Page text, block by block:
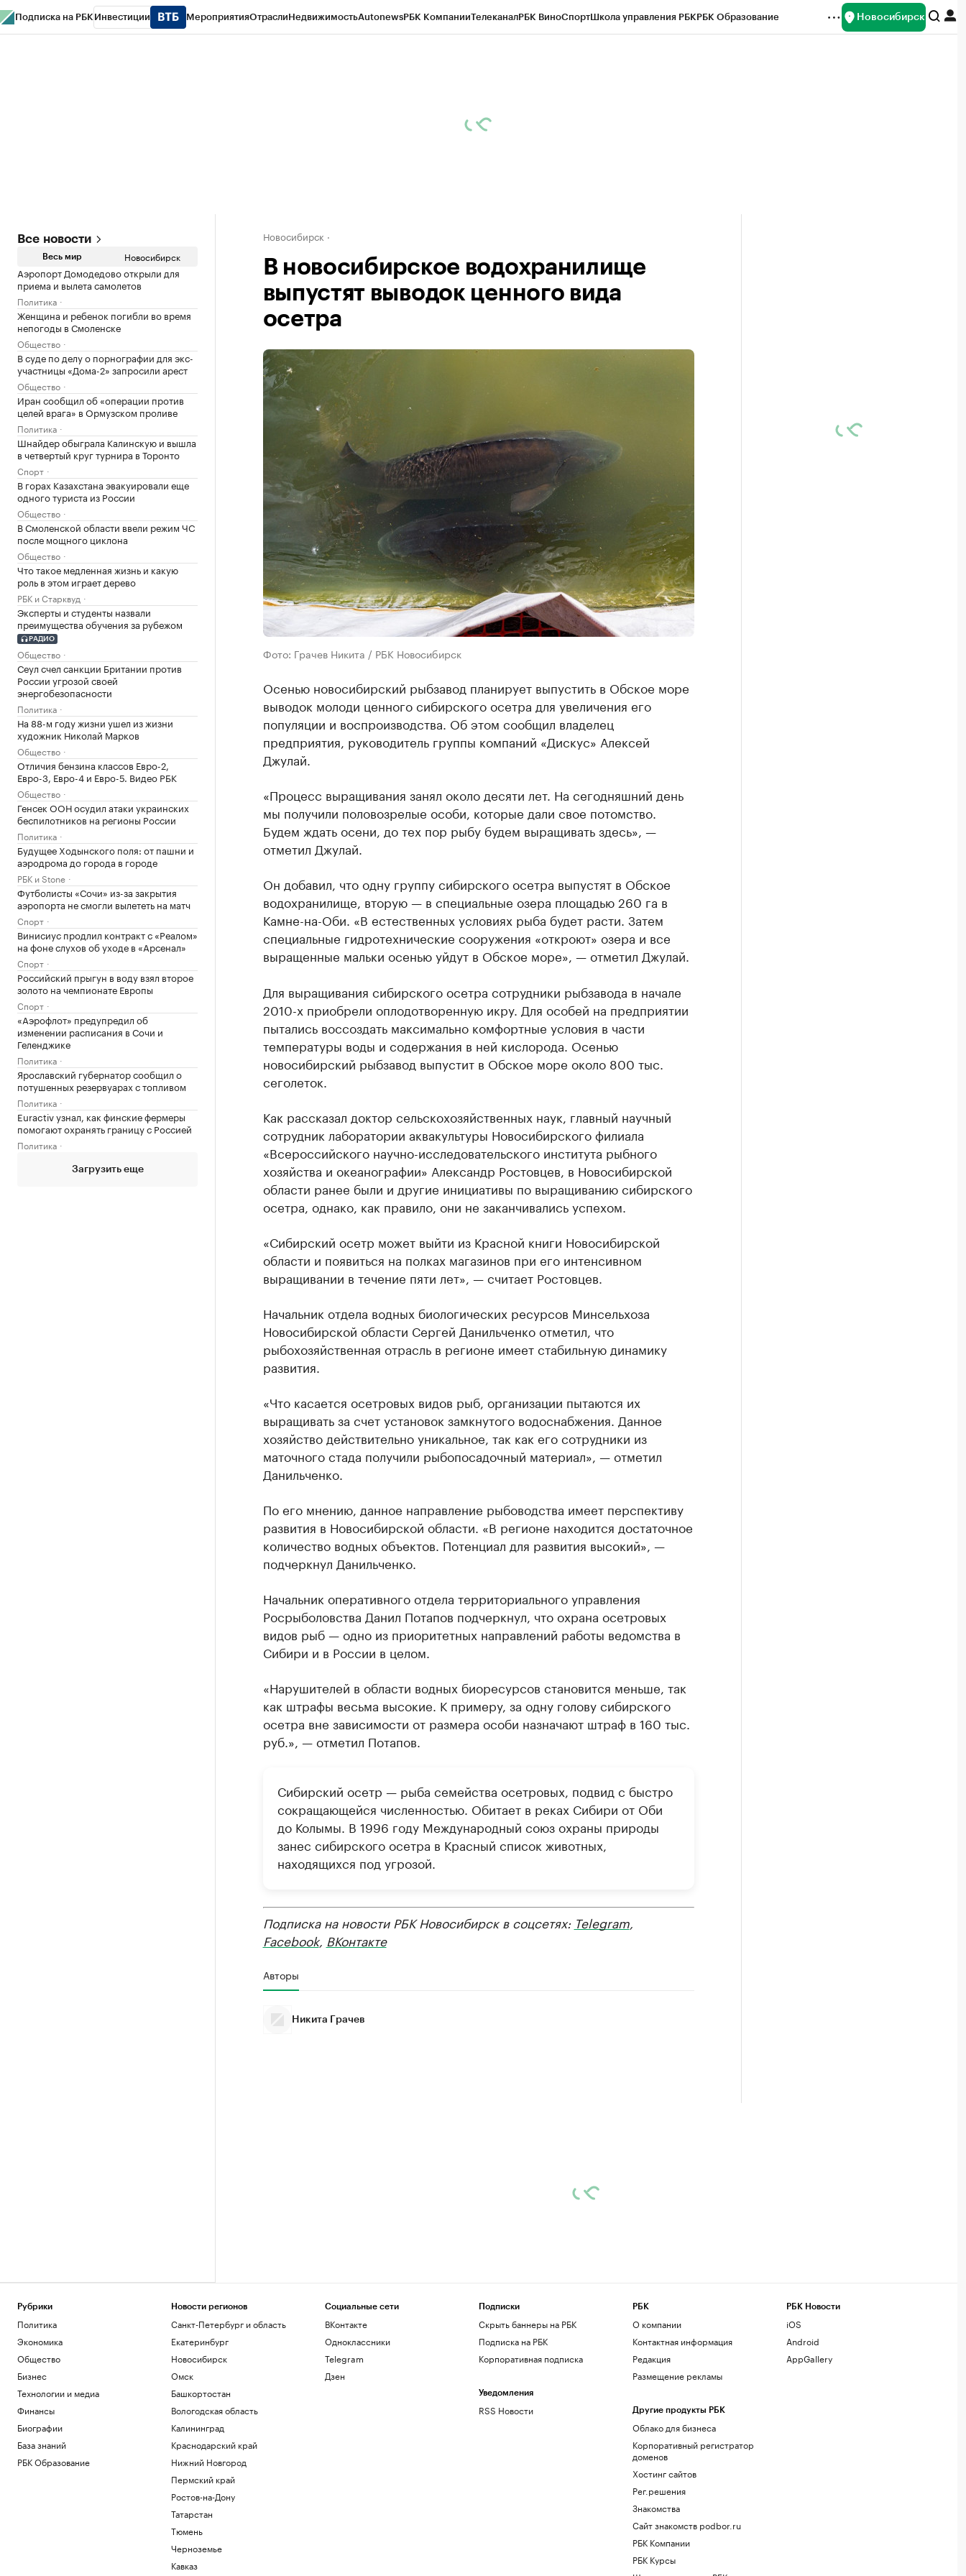
Подписка на РБК Инвестиции МероприятияОтраслиНедвижимостьAutonewsРБК КомпанииТелеканалРБК ВиноСпортШкола управления РБКРБК Образование Новосибирск
Все новости
Весь мир Новосибирск
Аэропорт Домодедово открыли для
приема и вылета самолетов
Политика
Женщина и ребенок погибли во время
непогоды в Смоленске
Общество
В суде по делу о порнографии для экс-
участницы «Дома-2» запросили арест
Общество
Иран сообщил об «операции против
целей врага» в Ормузском проливе
Политика
Шнайдер обыграла Калинскую и вышла
в четвертый круг турнира в Торонто
Спорт
В горах Казахстана эвакуировали еще
одного туриста из России
Общество
В Смоленской области ввели режим ЧС
после мощного циклона
Общество
Что такое медленная жизнь и какую
роль в этом играет дерево
РБК и Старквуд
Эксперты и студенты назвали
преимущества обучения за рубежом
РАДИО
Общество
Сеул счел санкции Британии против
России угрозой своей
энергобезопасности
Политика
На 88-м году жизни ушел из жизни
художник Николай Марков
Общество
Отличия бензина классов Евро-2,
Евро-3, Евро-4 и Евро-5. Видео РБК
Общество
Генсек ООН осудил атаки украинских
беспилотников на регионы России
Политика
Будущее Ходынского поля: от пашни и
аэродрома до города в городе
РБК и Stone
Футболисты «Сочи» из-за закрытия
аэропорта не смогли вылететь на матч
Спорт
Винисиус продлил контракт с «Реалом»
на фоне слухов об уходе в «Арсенал»
Спорт
Российский прыгун в воду взял второе
золото на чемпионате Европы
Спорт
«Аэрофлот» предупредил об
изменении расписания в Сочи и
Геленджике
Политика
Ярославский губернатор сообщил о
потушенных резервуарах с топливом
Политика
Euractiv узнал, как финские фермеры
помогают охранять границу с Россией
Политика
Загрузить еще
Новосибирск
В новосибирское водохранилище
выпустят выводок ценного вида
осетра
Фото: Грачев Никита / РБК Новосибирск
Осенью новосибирский рыбзавод планирует выпустить в Обское море
выводок молоди ценного сибирского осетра для увеличения его
популяции и воспроизводства. Об этом сообщил владелец
предприятия, руководитель группы компаний «Дискус» Алексей
Джулай.
«Процесс выращивания занял около десяти лет. На сегодняшний день
мы получили половозрелые особи, которые дали свое потомство.
Будем ждать осени, до тех пор рыбу будем выращивать здесь», —
отметил Джулай.
Он добавил, что одну группу сибирского осетра выпустят в Обское
водохранилище, вторую — в специальные озера площадью 260 га в
Камне-на-Оби. «В естественных условиях рыба будет расти. Затем
специальные гидротехнические сооружения «откроют» озера и все
выращенные мальки осенью уйдут в Обское море», — отметил Джулай.
Для выращивания сибирского осетра сотрудники рыбзавода в начале
2010-х приобрели оплодотворенную икру. Для особей на предприятии
пытались воссоздать максимально комфортные условия в части
температуры воды и содержания в ней кислорода. Осенью
новосибирский рыбзавод выпустит в Обское море около 800 тыс.
сеголеток.
Как рассказал доктор сельскохозяйственных наук, главный научный
сотрудник лаборатории аквакультуры Новосибирского филиала
«Всероссийского научно-исследовательского института рыбного
хозяйства и океанографии» Александр Ростовцев, в Новосибирской
области ранее были и другие инициативы по выращиванию сибирского
осетра, однако, как правило, они не заканчивались успехом.
«Сибирский осетр может выйти из Красной книги Новосибирской
области и появиться на полках магазинов при его интенсивном
выращивании в течение пяти лет», — считает Ростовцев.
Начальник отдела водных биологических ресурсов Минсельхоза
Новосибирской области Сергей Данильченко отметил, что
рыбохозяйственная отрасль в регионе имеет стабильную динамику
развития.
«Что касается осетровых видов рыб, организации пытаются их
выращивать за счет установок замкнутого водоснабжения. Данное
хозяйство действительно уникальное, так как его сотрудники из
маточного стада получили рыбопосадочный материал», — отметил
Данильченко.
По его мнению, данное направление рыбоводства имеет перспективу
развития в Новосибирской области. «В регионе находится достаточное
количество водных объектов. Потенциал для развития высокий», —
подчеркнул Данильченко.
Начальник оперативного отдела территориального управления
Росрыболовства Данил Потапов подчеркнул, что охрана осетровых
видов рыб — одно из приоритетных направлений работы ведомства в
Сибири и в России в целом.
«Нарушителей в области водных биоресурсов становится меньше, так
как штрафы весьма высокие. К примеру, за одну голову сибирского
осетра вне зависимости от размера особи назначают штраф в 160 тыс.
руб.», — отметил Потапов.
Сибирский осетр — рыба семейства осетровых, подвид с быстро
сокращающейся численностью. Обитает в реках Сибири от Оби
до Колымы. В 1996 году Международный союз охраны природы
занес сибирского осетра в Красный список животных,
находящихся под угрозой.
Подписка на новости РБК Новосибирск в соцсетях: Telegram,
Facebook, ВКонтакте
Авторы
Никита Грачев
Рубрики
Политика
Экономика
Общество
Бизнес
Технологии и медиа
Финансы
Биографии
База знаний
РБК Образование
Новости регионов
Санкт-Петербург и область
Екатеринбург
Новосибирск
Омск
Башкортостан
Вологодская область
Калининград
Краснодарский край
Нижний Новгород
Пермский край
Ростов-на-Дону
Татарстан
Тюмень
Черноземье
Кавказ
Социальные сети
ВКонтакте
Одноклассники
Telegram
Дзен
Подписки
Скрыть баннеры на РБК
Подписка на РБК
Корпоративная подписка
Уведомления
RSS Новости
РБК
О компании
Контактная информация
Редакция
Размещение рекламы
Другие продукты РБК
Облако для бизнеса
Корпоративный регистратор
доменов
Хостинг сайтов
Рег.решения
Знакомства
Сайт знакомств podbor.ru
РБК Компании
РБК Курсы
РБК Новости
iOS
Android
AppGallery